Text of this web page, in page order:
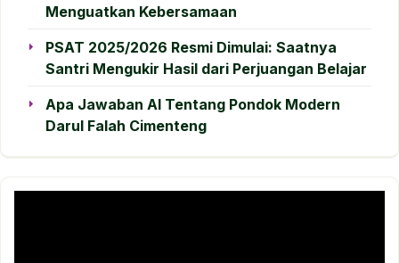
Menguatkan Kebersamaan
PSAT 2025/2026 Resmi Dimulai: Saatnya
Santri Mengukir Hasil dari Perjuangan Belajar
Apa Jawaban AI Tentang Pondok Modern
Darul Falah Cimenteng